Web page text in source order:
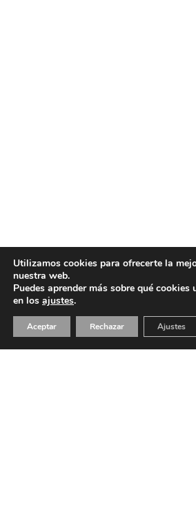
Utilizamos cookies para ofrecerte la
nuestra web.
Puedes aprender más sobre qué
en los ajustes.
Aceptar Rechazar Ajustes